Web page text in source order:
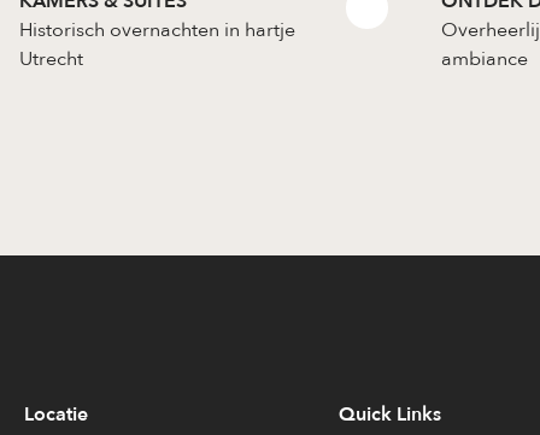
Historisch overnachten in hartje
Utrecht
ambiance
Locatie Quick Links